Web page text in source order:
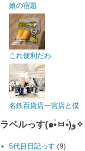
娘の宿題
これ便利だわ
名鉄百貨店一宮店と僕
ラベルっす(๑•̀ㅂ•́)و✧
5代目日記っす (9)